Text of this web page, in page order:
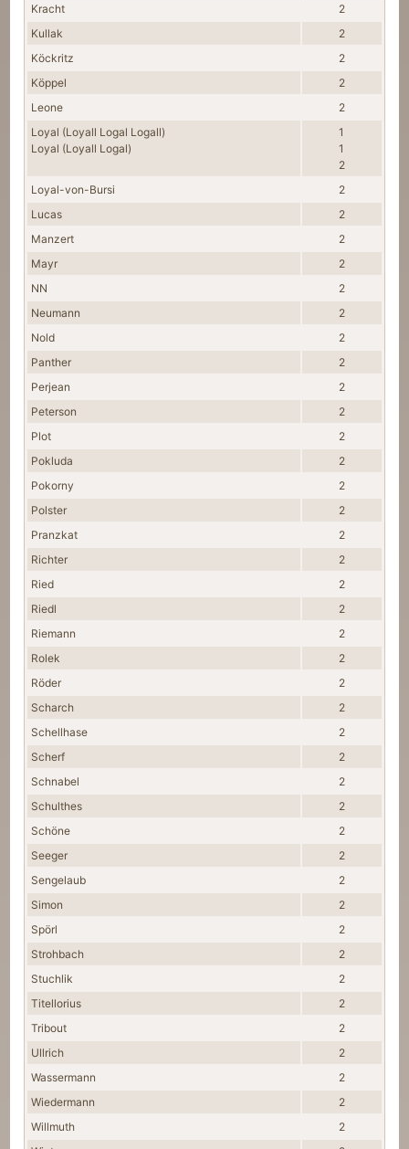
Kracht
2
Kullak
2
Köckritz
2
Köppel
2
Leone
2
Loyal (Loyall Logal Logall)
Loyal (Loyall Logal)
1
1
2
Loyal-von-Bursi
2
Lucas
2
Manzert
2
Mayr
2
NN
2
Neumann
2
Nold
2
Panther
2
Perjean
2
Peterson
2
Plot
2
Pokluda
2
Pokorny
2
Polster
2
Pranzkat
2
Richter
2
Ried
2
Riedl
2
Riemann
2
Rolek
2
Röder
2
Scharch
2
Schellhase
2
Scherf
2
Schnabel
2
Schulthes
2
Schöne
2
Seeger
2
Sengelaub
2
Simon
2
Spörl
2
Strohbach
2
Stuchlik
2
Titellorius
2
Tribout
2
Ullrich
2
Wassermann
2
Wiedermann
2
Willmuth
2